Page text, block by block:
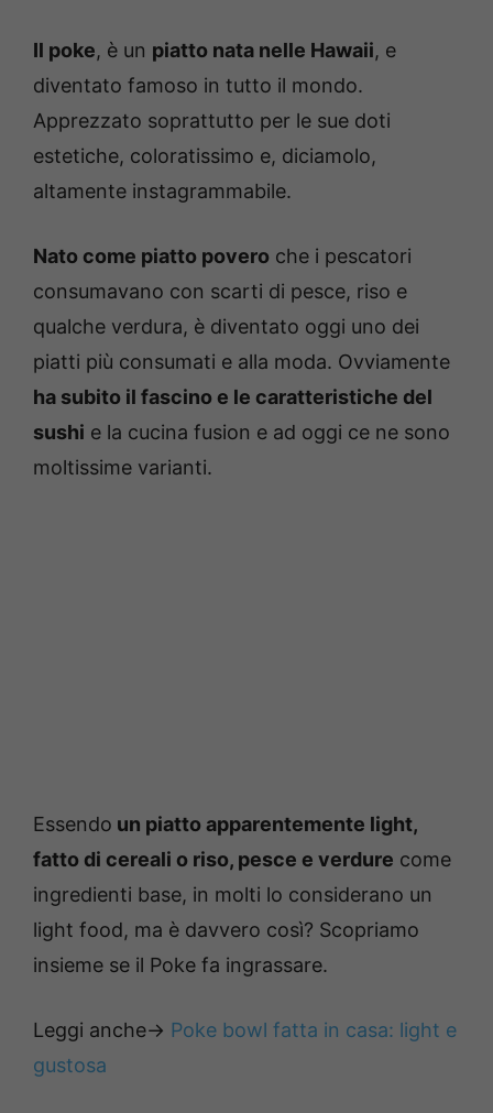
Il poke, è un piatto nata nelle Hawaii, e
diventato famoso in tutto il mondo.
Apprezzato soprattutto per le sue doti
estetiche, coloratissimo e, diciamolo,
altamente instagrammabile.
Nato come piatto povero che i pescatori
consumavano con scarti di pesce, riso e
qualche verdura, è diventato oggi uno dei
piatti più consumati e alla moda. Ovviamente
ha subito il fascino e le caratteristiche del
sushi e la cucina fusion e ad oggi ce ne sono
moltissime varianti.
Essendo un piatto apparentemente light,
fatto di cereali o riso, pesce e verdure come
ingredienti base, in molti lo considerano un
light food, ma è davvero così? Scopriamo
insieme se il Poke fa ingrassare.
Leggi anche-> Poke bowl fatta in casa: light e
gustosa